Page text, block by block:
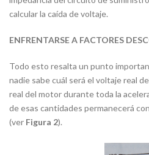
calcular la caída de voltaje.
ENFRENTARSE A FACTORES
Todo esto resalta un punto
nadie sabe cuál será el voltaje real
real del motor durante toda la
de esas cantidades permanecerá
(ver Figura 2).